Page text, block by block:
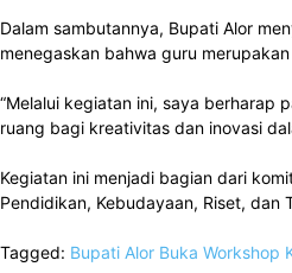
Dalam sambutannya, Bupati Alor
menegaskan bahwa guru
“Melalui kegiatan ini, saya berharap
ruang bagi kreativitas dan inovasi
Kegiatan ini menjadi bagian dari
Pendidikan, Kebudayaan, Riset, dan
Tagged: Bupati Alor Buka Workshop